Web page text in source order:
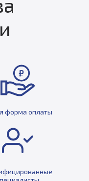
форма оплаты